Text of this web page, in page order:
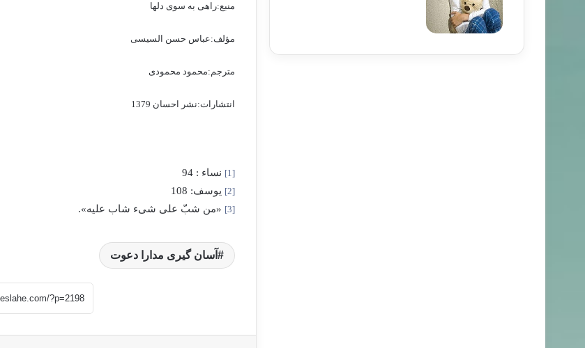
منبع:راهی به سوی دل­ها
مؤلف:عباس حسن السیسی
مترجم:محمود محمودی
انتشارات:نشر احسان 1379
[1] نساء : 94
[2] یوسف: 108
[3] «من شبّ علی شیء شاب علیه».
آسان گیری مدارا دعوت